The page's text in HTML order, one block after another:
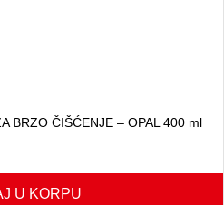
BRZO ČIŠĆENJE – OPAL 400 ml
U KORPU